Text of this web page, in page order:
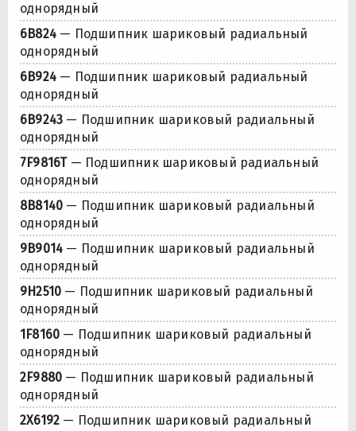
однорядный
6B824— Подшипник шариковый радиальный
однорядный
6B924— Подшипник шариковый радиальный
однорядный
6B9243 — Подшипник шариковый радиальный
однорядный
7F9816T— Подшипник шариковый радиальный
однорядный
8B8140 — Подшипник шариковый радиальный
однорядный
9B9014 — Подшипник шариковый радиальный
однорядный
9H2510 — Подшипник шариковый радиальный
однорядный
1F8160 — Подшипник шариковый радиальный
однорядный
2F9880 — Подшипник шариковый радиальный
однорядный
2X6192 — Подшипник шариковый радиальный